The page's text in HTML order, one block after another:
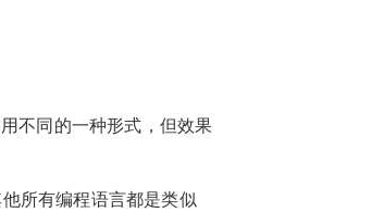
不同的一种形式，但效果
所有编程语言都是类似